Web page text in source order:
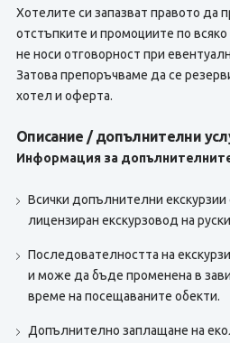
Хотелите си запазват правото да
отстъпките и промоциите по
не носи отговорност при
Затова препоръчваме да се
хотел и оферта.
Описание / допълнителни
Информация за
Всички допълнителни
лицензиран екскурзовод на
Последователността на
и може да бъде променена в
време на посещаваните обекти.
Допълнително заплащане на